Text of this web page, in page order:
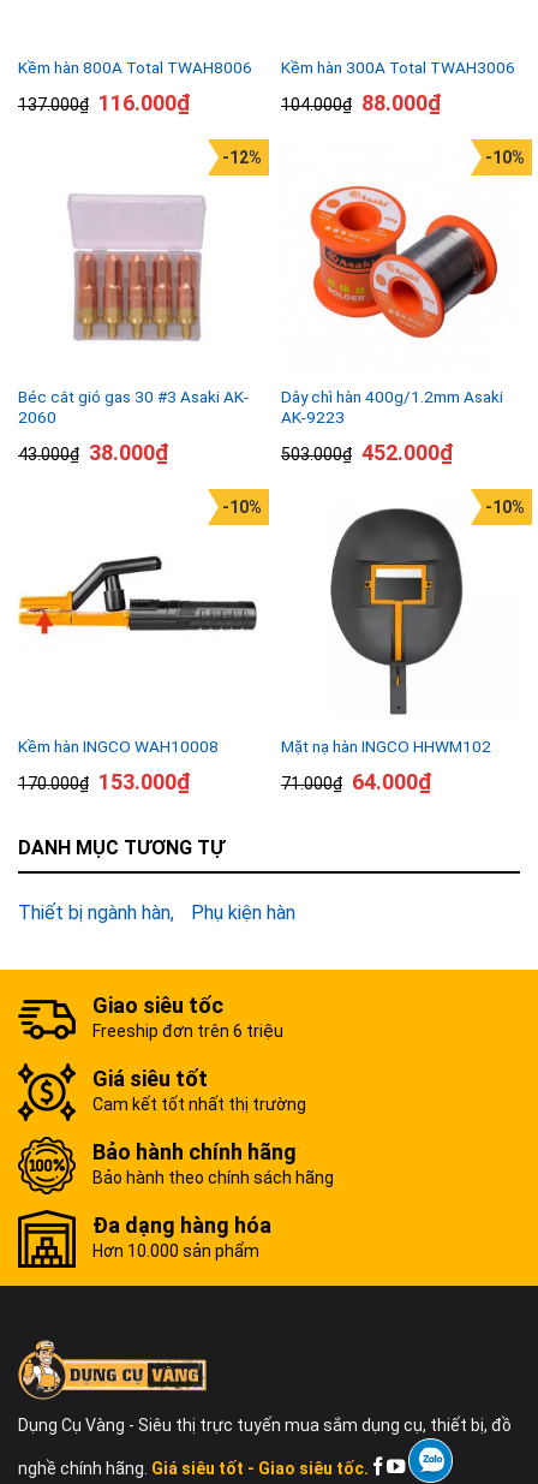
Kềm hàn 800A Total TWAH8006
137.000₫ 116.000₫
Kềm hàn 300A Total TWAH3006
104.000₫ 88.000₫
Béc cắt gió gas 30 #3 Asaki AK-
2060
43.000₫
-12%
38.000₫
Dây chì hàn 400g/1.2mm Asaki
AK-9223
503.000₫
-10%
452.000₫
Kềm hàn INGCO WAH10008
170.000₫
-10%
153.000₫
Mặt nạ hàn INGCO HHWM102
71.000₫
-10%
64.000₫
DANH MỤC TƯƠNG TỰ
Thiết bị ngành hàn Phụ kiện hàn
Giao siêu tốc
Freeship đơn trên 6 triệu
Giá siêu tốt
Cam kết tốt nhất thị trường
Bảo hành chính hãng
Bảo hành theo chính sách hãng
Đa dạng hàng hóa
Hơn 10.000 sản phẩm
Dụng Cụ Vàng - Siêu thị trực tuyến mua sắm dụng cụ, thiết bị, đồ
nghề chính hãng. Giá siêu tốt - Giao siêu tốc.